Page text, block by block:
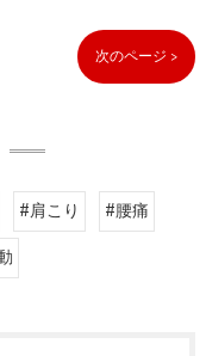
次のページ >
#肩こり
#腰痛